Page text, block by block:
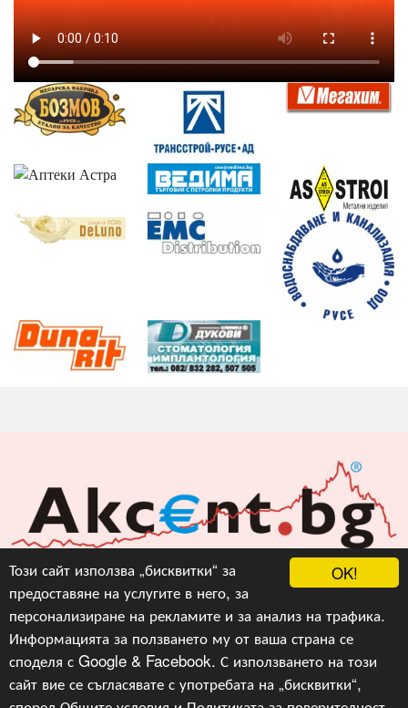
OK!
Този сайт използва „бисквитки“ за
предоставяне на услугите в него, за
персонализиране на рекламите и за анализ на трафика.
Информацията за ползването му от ваша страна се
споделя с Google & Facebook. С използването на този
сайт вие се съгласявате с употребата на „бисквитки“,
Акцент БГ ЕООД
info@akcent.bg
Facebook
Copyright © 2010, 2016, 2018-2022, 2023, v.3.0,Акцент
БГ ЕООД